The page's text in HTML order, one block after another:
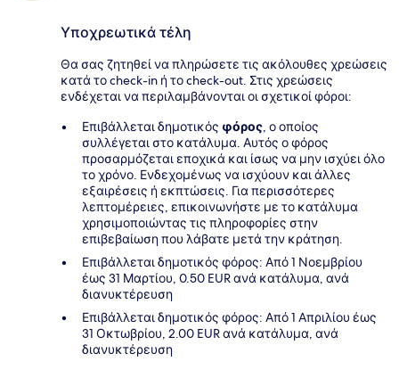
Υποχρεωτικά τέλη
Θα σας ζητηθεί να πληρώσετε τις ακόλουθες χρεώσεις
κατά το check-in ή το check-out. Στις χρεώσεις
ενδέχεται να περιλαμβάνονται οι σχετικοί φόροι:
Επιβάλλεται δημοτικός φόρος, ο οποίος
συλλέγεται στο κατάλυμα. Αυτός ο φόρος
προσαρμόζεται εποχικά και ίσως να μην ισχύει όλο
το χρόνο. Ενδεχομένως να ισχύουν και άλλες
εξαιρέσεις ή εκπτώσεις. Για περισσότερες
λεπτομέρειες, επικοινωνήστε με το κατάλυμα
χρησιμοποιώντας τις πληροφορίες στην
επιβεβαίωση που λάβατε μετά την κράτηση.
Επιβάλλεται δημοτικός φόρος: Από 1 Νοεμβρίου
έως 31 Μαρτίου, 0.50 EUR ανά κατάλυμα, ανά
διανυκτέρευση
Επιβάλλεται δημοτικός φόρος: Από 1 Απριλίου έως
31 Οκτωβρίου, 2.00 EUR ανά κατάλυμα, ανά
διανυκτέρευση